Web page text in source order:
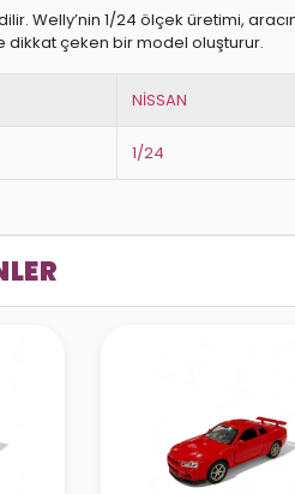
Welly’nin 1/24 ölçek üretimi,
dikkat çeken bir model oluşturur.
NİSSAN
1/24